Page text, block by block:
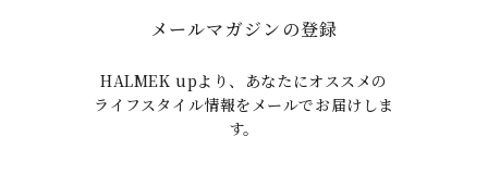
メールマガジンの登録
HALMEK upより、あなたにオススメの
ライフスタイル情報をメールでお届けしま
す。